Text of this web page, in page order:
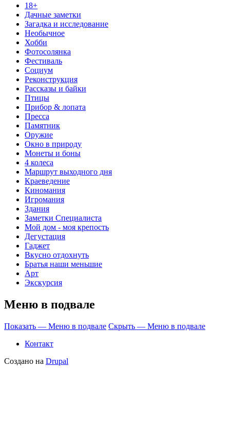
18+
Дачные заметки
Загадка и исследование
Необычное
Хобби
Фотосолянка
Фестиваль
Социум
Реконструкция
Рассказы и байки
Птицы
Прибор & лопата
Пресса
Памятник
Оружие
Окно в природу
Монеты и боны
4 колеса
Маршрут выходного дня
Краеведение
Киномания
Игромания
Здания
Заметки Специалиста
Мой дом - моя крепость
Дегустация
Гаджет
Вкусно отдохнуть
Братья наши меньшие
Арт
Экскурсия
Меню в подвале
Показать — Меню в подвале Скрыть — Меню в подвале
Контакт
Создано на Drupal